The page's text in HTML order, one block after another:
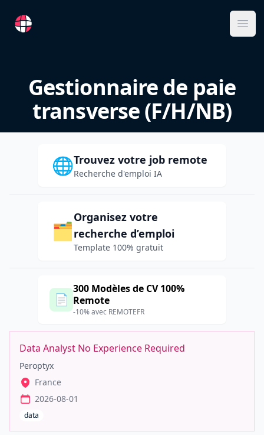
RemoteFR
Gestionnaire de paie
transverse (F/H/NB)
🌐Trouvez votre job remote
Recherche d'emploi IA
🗂️
Organisez votre
recherche d’emploi
Template 100% gratuit
📄
300 Modèles de CV 100%
Remote
-10% avec REMOTEFR
Data Analyst No Experience Required
Peroptyx
France
2026-08-01
data